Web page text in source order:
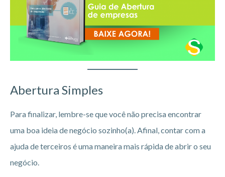
Abertura Simples
Para finalizar, lembre-se que você não precisa encontrar
uma boa ideia de negócio sozinho(a). Afinal, contar com a
ajuda de terceiros é uma maneira mais rápida de abrir o seu
negócio.